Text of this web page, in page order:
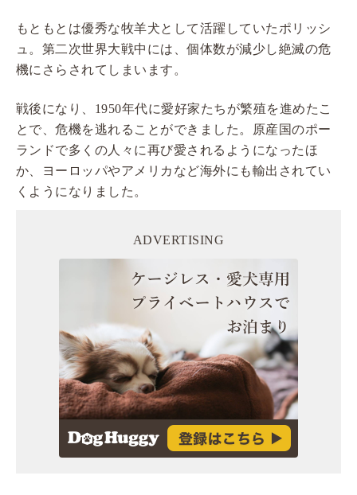
もともとは優秀な牧羊犬として活躍していたポリッシ
ュ。第二次世界大戦中には、個体数が減少し絶滅の危
機にさらされてしまいます。
戦後になり、1950年代に愛好家たちが繁殖を進めたこ
とで、危機を逃れることができました。原産国のポー
ランドで多くの人々に再び愛されるようになったほ
か、ヨーロッパやアメリカなど海外にも輸出されてい
くようになりました。
ADVERTISING